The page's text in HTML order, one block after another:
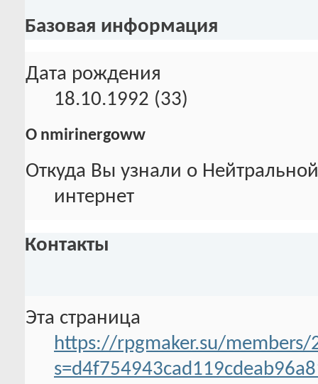
Базовая информация
Дата рождения
18.10.1992 (33)
О nmirinergoww
Откуда Вы узнали о
интернет
Контакты
Эта страница
https://rpgmaker.su/